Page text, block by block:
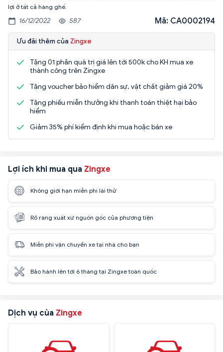
lợi ở tất cả hàng ghế.
16/12/2022 587 Mã: CA0002194
Ưu đãi thêm của Zingxe
Tặng 01 phần quà trị giá lên tới 500k cho KH mua xe
thành công trên Zingxe
Tặng voucher bảo hiểm dân sự, vật chất giảm giá 20%
Tặng phiếu miễn thưởng khi thanh toán thiệt hại bảo
hiểm
Giảm 35% phí kiểm định khi mua hoặc bán xe
Lợi ích khi mua qua Zingxe
Không giới hạn miễn phí lái thử
Rõ ràng xuất xứ nguồn gốc của phương tiện
Miễn phí vận chuyển xe tại nhà cho bạn
Bảo hành lên tới 6 tháng tại Zingxe toàn quốc
Dịch vụ của Zingxe